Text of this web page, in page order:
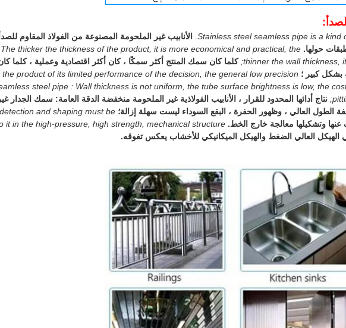
Stainless steel seamless pipe is a kind
الأنابيب غير الملحومة المصنوعة من الفولاذ المقاوم للصدأ
حولها. The thicker the thickness of the product, it is more economical and practical, the
thinner the wall thickness, كلما كان سمك المنتج أكثر سمكًا ، كان أكثر اقتصادية وعملية ، كلما
بشكل كبير ؛ the product of its limited performance of the decision, the general low precision
steel pipe : Wall thickness is not uniform, the tube surface brightness is low, the
نتاج أدائها المحدود للقرار ، الأنابيب الفولاذية غير الملحومة منخفضة الدقة العامة: سمك الجدار غير
العالي ، وظهور الحفرة ، البقع السوداء ليست سهلة إزالة؛ and shaping must be
وتشكيلها معالجة خارج الخط. it in the high-pressure, high strength, mechanical structure
الهيكل العالي الضغط والهيكل الميكانيكي للأخشاب يعكس تفوقه.